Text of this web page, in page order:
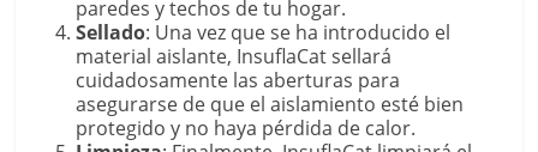
paredes y techos de tu hogar.
Sellado: Una vez que se ha introducido el
material aislante, InsuflaCat sellará
cuidadosamente las aberturas para
asegurarse de que el aislamiento esté bien
protegido y no haya pérdida de calor.